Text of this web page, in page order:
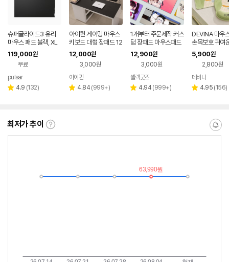
슈퍼글라이드3 유리
마우스 패드 블랙, XL
119,000원
무료
pulsar
별 4.9 리
(132)
아이퀸 게이밍 마우스
키보드 대형 장패드 12
00/600/3mm 방수
초대형 노트북 패드
12,000원
3,000원
아이퀸
별 4.84 리
(999+)
1개부터 주문제작 커스
텀 장패드 마우스패드
12,900원
3,000원
페이
셀렉굿즈
별 4.94 리
(999+)
DEVINA 마우
손목보호 귀여
터 쿠션 손목받
크패드 Little
5,900원
2,800원
데비나
별 4.95 리
(156)
최저가 추이
최
란?
알